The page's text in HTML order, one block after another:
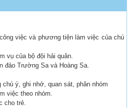
việc và phương tiện làm việc của chú
vụ của bộ đội hải quân.
đảo Trường Sa và Hoàng Sa.
chú ý, ghi nhớ, quan sát, phân nhóm
việc theo nhóm.
cho trẻ.